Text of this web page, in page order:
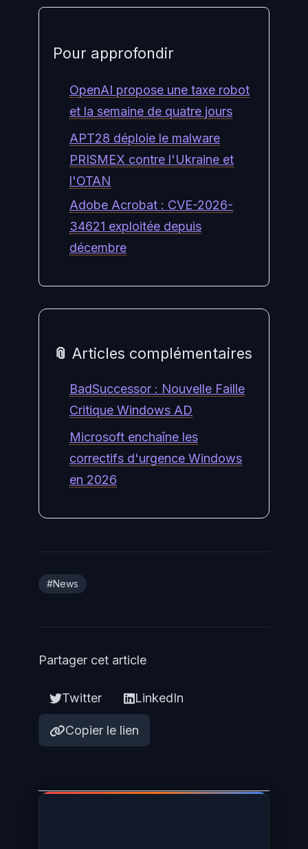
Pour approfondir
OpenAI propose une taxe robot
et la semaine de quatre jours
APT28 déploie le malware
PRISMEX contre l'Ukraine et
l'OTAN
Adobe Acrobat : CVE-2026-
34621 exploitée depuis
décembre
📎 Articles complémentaires
BadSuccessor : Nouvelle Faille
Critique Windows AD
Microsoft enchaîne les
correctifs d'urgence Windows
en 2026
#News
Partager cet article
Twitter LinkedIn
Copier le lien